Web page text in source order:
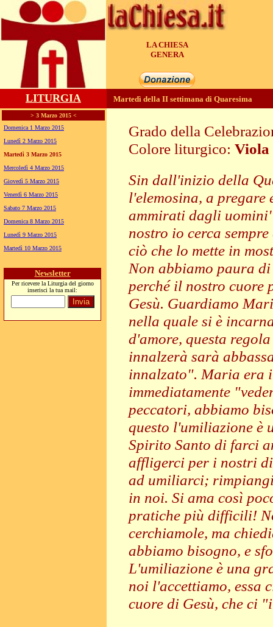
LA CHIESA
GENERA
LITURGIA
> 3 Marzo 2015 <
Domenica 1 Marzo 2015
Lunedì 2 Marzo 2015
Martedì 3 Marzo 2015
Mercoledì 4 Marzo 2015
Giovedì 5 Marzo 2015
Venerdì 6 Marzo 2015
Sabato 7 Marzo 2015
Domenica 8 Marzo 2015
Lunedì 9 Marzo 2015
Martedì 10 Marzo 2015
Newsletter
Per ricevere la Liturgia del giorno
inserisci la tua mail:
Martedì della II settimana di Quaresima
Grado della
Colore liturgico: Viola
Sin dall'inizio della
l'elemosina, a pregare
ammirati dagli
nostro io cerca
ciò che lo mette in
Non abbiamo paura
perché il nostro cuore
Gesù. Guardiamo
nella quale si è
d'amore, questa
innalzerà sarà
innalzato". Maria era
immediatamente
peccatori, abbiamo
questo l'umiliazione è
Spirito Santo di farci
affligerci per i nostri
ad umiliarci;
in noi. Si ama così
pratiche più difficili!
cerchiamole, ma
abbiamo bisogno, e
L'umiliazione è una
noi l'accettiamo, essa
cuore di Gesù, che ci